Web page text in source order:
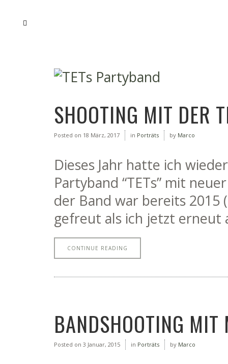
SHOOTING MIT DER
Posted on 18 März, 2017 in Porträts by Marco
Dieses Jahr hatte ich
Partyband “TETs” mit
der Band war bereits 2015 (
gefreut als ich jetzt erneut
CONTINUE READING
BANDSHOOTING MIT
Posted on 3 Januar, 2015 in Porträts by Marco